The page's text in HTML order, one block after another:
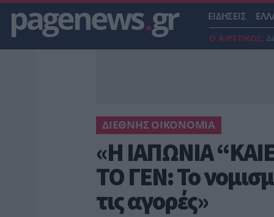
pagenews.gr ΕΙΔΗΣΕΙΣ
Ο ΑΙΡΕΤΙΚΟΣ:
ΔΙΕΘΝΗΣ ΟΙΚΟΝΟΜΙΑ
«Η ΙΑΠΩΝΙΑ
ΤΟ ΓΕΝ: Το
τις αγορές»